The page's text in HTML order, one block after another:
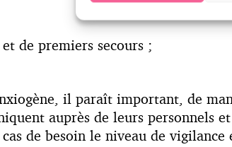
de premiers secours ;
il paraît important, de
auprès de leurs personnels
de besoin le niveau de vigilance